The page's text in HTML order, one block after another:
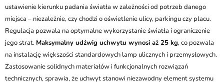
ustawienie kierunku padania światła w zależności od potrzeb danego
miejsca – niezależnie, czy chodzi o oświetlenie ulicy, parkingu czy placu.
Regulacja pozwala na optymalne wykorzystanie światła i ograniczenie
jego strat. Maksymalny udźwig uchwytu wynosi aż 25 kg, co pozwala
na instalację większości standardowych lamp ulicznych i przemysłowych.
Zastosowanie solidnych materiałów i funkcjonalnych rozwiązań
technicznych, sprawia, że uchwyt stanowi niezawodny element systemu